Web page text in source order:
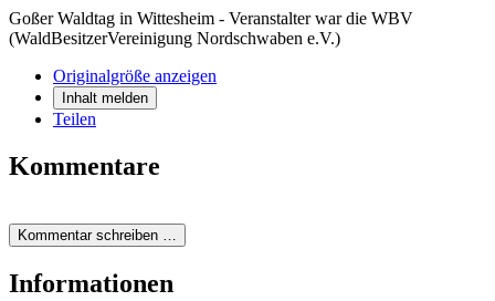
Goßer Waldtag in Wittesheim - Veranstalter war die WBV
(WaldBesitzerVereinigung Nordschwaben e.V.)
Originalgröße anzeigen
Inhalt melden
Teilen
Kommentare
Kommentar schreiben …
Informationen